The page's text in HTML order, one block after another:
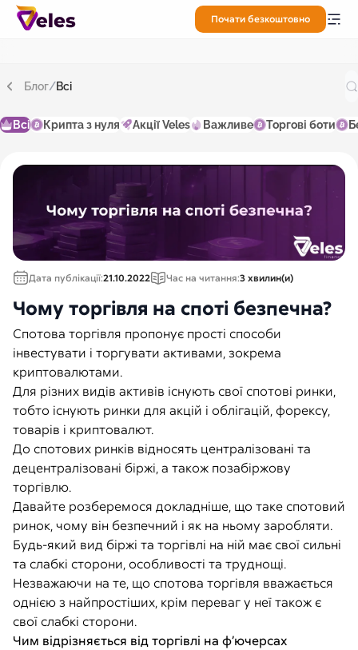
Почати безкоштовно
Блог/Всі
Всі Крипта з нуля Акції Veles Важливе Торгові боти
Дата публікації:21.10.2022 Час на читання:3 хвилин(и)
Чому торгівля на споті безпечна?
Спотова торгівля пропонує прості способи
інвестувати і торгувати активами, зокрема
криптовалютами.
Для різних видів активів існують свої спотові ринки,
тобто існують ринки для акцій і облігацій, форексу,
товарів і криптовалют.
До спотових ринків відносять централізовані та
децентралізовані біржі, а також позабіржову
торгівлю.
Давайте розберемося докладніше, що таке спотовий
ринок, чому він безпечний і як на ньому заробляти.
Будь-який вид біржі та торгівлі на ній має свої сильні
та слабкі сторони, особливості та труднощі.
Незважаючи на те, що спотова торгівля вважається
однією з найпростіших, крім переваг у неї також є
свої слабкі сторони.
Чим відрізняється від торгівлі на ф’ючерсах